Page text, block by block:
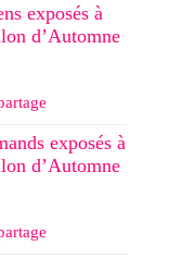
exposés à
d’Automne
exposés à
d’Automne